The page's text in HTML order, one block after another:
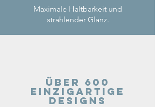
Maximale Haltbarkeit und
strahlender Glanz.
Über 600
einzigartige
Designs